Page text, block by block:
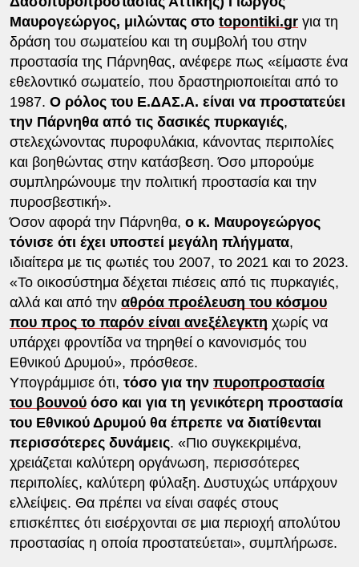
Μαυρογεώργος, μιλώντας στο topontiki.grγια τη
δράση του σωματείου και τη συμβολή του στην
προστασία της Πάρνηθας, ανέφερε πως «είμαστε ένα
εθελοντικό σωματείο, που δραστηριοποιείται από το
1987. Ο ρόλος του Ε.ΔΑΣ.Α. είναι να προστατεύει
την Πάρνηθα από τις δασικές πυρκαγιές,
στελεχώνοντας πυροφυλάκια, κάνοντας περιπολίες
και βοηθώντας στην κατάσβεση. Όσο μπορούμε
συμπληρώνουμε την πολιτική προστασία και την
πυροσβεστική».
Όσον αφορά την Πάρνηθα, ο κ. Μαυρογεώργος
τόνισε ότι έχει υποστεί μεγάλη πλήγματα,
ιδιαίτερα με τις φωτιές του 2007, το 2021 και το 2023.
«Το οικοσύστημα δέχεται πιέσεις από τις πυρκαγιές,
αλλά και από την αθρόα προέλευση του κόσμου
που προς το παρόν είναι ανεξέλεγκτη χωρίς να
υπάρχει φροντίδα να τηρηθεί ο κανονισμός του
Εθνικού Δρυμού», πρόσθεσε.
Υπογράμμισε ότι, τόσο για την πυροπροστασία
του βουνούόσο και για τη γενικότερη προστασία
του Εθνικού Δρυμού θα έπρεπε να διατίθενται
περισσότερες δυνάμεις. «Πιο συγκεκριμένα,
χρειάζεται καλύτερη οργάνωση, περισσότερες
περιπολίες, καλύτερη φύλαξη. Δυστυχώς υπάρχουν
ελλείψεις. Θα πρέπει να είναι σαφές στους
επισκέπτες ότι εισέρχονται σε μια περιοχή απολύτου
προστασίας η οποία προστατεύεται», συμπλήρωσε.